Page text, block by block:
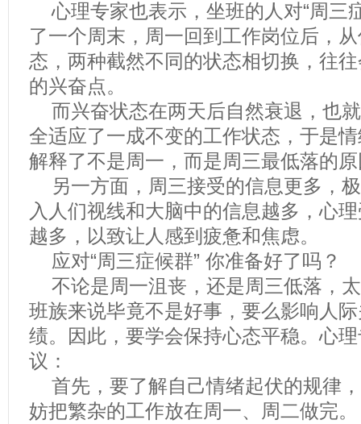
心理专家也表示，坐班的人对“周三
了一个周末，周一回到工作岗位后，
态，两种截然不同的状态相切换，往
的兴奋点。
而兴奋状态在两天后自然衰退，也
全适应了一成不变的工作状态，于是
解释了不是周一，而是周三最低落的
另一方面，周三接受的信息更多，
入人们视线和大脑中的信息越多，心
越多，以致让人感到疲惫和焦虑。
应对“周三症候群” 你准备好了吗？
不论是周一沮丧，还是周三低落，
班族来说毕竟不是好事，要么影响人
绩。因此，要学会保持心态平稳。心
议：
首先，要了解自己情绪起伏的规律
妨把繁杂的工作放在周一、周二做完。